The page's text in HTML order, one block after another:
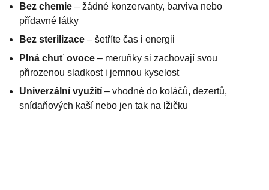
Bez chemie – žádné konzervanty, barviva nebo
přídavné látky
Bez sterilizace – šetříte čas i energii
Plná chuť ovoce – meruňky si zachovají svou
přirozenou sladkost i jemnou kyselost
Univerzální využití – vhodné do koláčů, dezertů,
snídaňových kaší nebo jen tak na lžičku